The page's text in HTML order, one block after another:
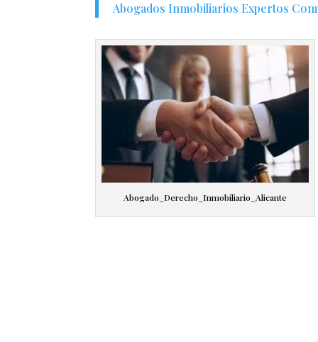
Abogados Inmobiliarios Expertos
Abogado_Derecho_Inmobiliario_Alicante